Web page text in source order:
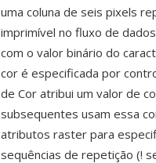
uma coluna de seis pixels
imprimível no fluxo de
com o valor binário do
cor é especificada por
de Cor atribui um valor de
subsequentes usam essa
atributos raster para
sequências de repetição (!